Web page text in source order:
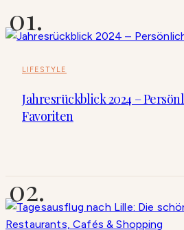
LIFESTYLE
Jahresrückblick 2024 –
Favoriten